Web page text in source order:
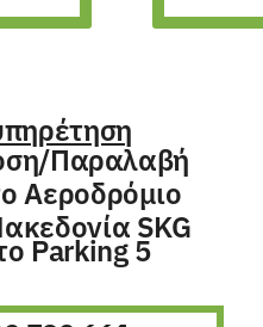
Παραλαβή
Αεροδρόμιο
SKG
Parking 5